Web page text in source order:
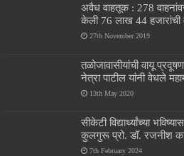
अवैध वाहतूक : 278
केली 76 लाख 44 हजारांची
27th November 2019
तळोजावासीयांची वायू
नेत्रा पाटील यांनी वेधले
13th May 2020
सीकेटी विद्यार्थ्यांच्या
कुलगुरू प्रो. डॉ. रजनीश
7th February 2024